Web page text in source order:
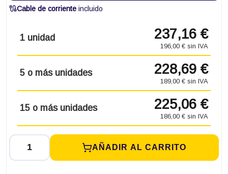
Cable de corriente incluido
1 unidad 237,16 €
196,00 € sin IVA
5 o más unidades 228,69 €
189,00 € sin IVA
15 o más unidades 225,06 €
186,00 € sin IVA
AÑADIR AL CARRITO